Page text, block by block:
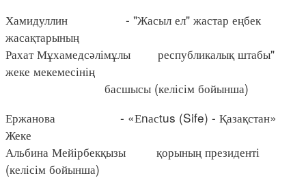
Хамидуллин - "Жасыл ел" жастар еңбек
жасақтарының
Рахат Мұхамедсәлімұлы республикалық штабы"
жеке мекемесінің
басшысы (келісім бойынша)
Ержанова - «Еnасtus (Sife) - Қазақстан»
Жеке
Альбина Мейірбекқызы қорының президенті
(келісім бойынша)